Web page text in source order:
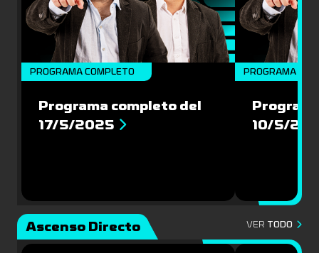
PROGRAMA COMPLETO
Programa completo del
17/5/2025
PROGRAMA
10/5/
Ascenso Directo VER TODO